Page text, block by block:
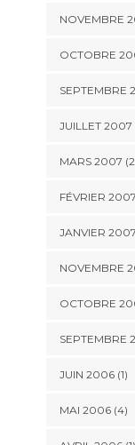
NOVEMBRE
OCTOBRE
SEPTEMBRE
JUILLET 2007
MARS 2007
FÉVRIER
JANVIER
NOVEMBRE
OCTOBRE
SEPTEMBRE
JUIN 2006 (1)
MAI 2006 (4)